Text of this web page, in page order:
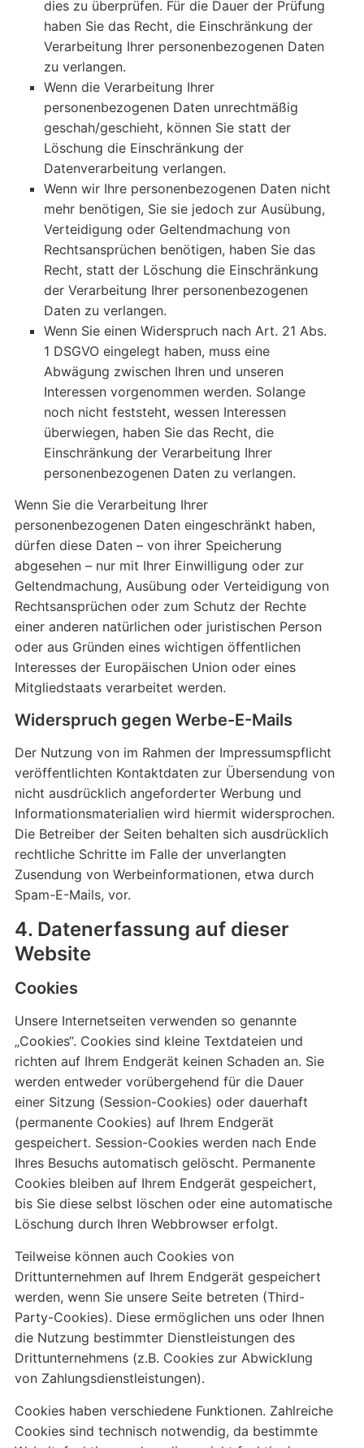
dies zu überprüfen. Für die Dauer der Prüfung
haben Sie das Recht, die Einschränkung der
Verarbeitung Ihrer personenbezogenen Daten
zu verlangen.
Wenn die Verarbeitung Ihrer
personenbezogenen Daten unrechtmäßig
geschah/geschieht, können Sie statt der
Löschung die Einschränkung der
Datenverarbeitung verlangen.
Wenn wir Ihre personenbezogenen Daten nicht
mehr benötigen, Sie sie jedoch zur Ausübung,
Verteidigung oder Geltendmachung von
Rechtsansprüchen benötigen, haben Sie das
Recht, statt der Löschung die Einschränkung
der Verarbeitung Ihrer personenbezogenen
Daten zu verlangen.
Wenn Sie einen Widerspruch nach Art. 21 Abs.
1 DSGVO eingelegt haben, muss eine
Abwägung zwischen Ihren und unseren
Interessen vorgenommen werden. Solange
noch nicht feststeht, wessen Interessen
überwiegen, haben Sie das Recht, die
Einschränkung der Verarbeitung Ihrer
personenbezogenen Daten zu verlangen.
Wenn Sie die Verarbeitung Ihrer
personenbezogenen Daten eingeschränkt haben,
dürfen diese Daten – von ihrer Speicherung
abgesehen – nur mit Ihrer Einwilligung oder zur
Geltendmachung, Ausübung oder Verteidigung von
Rechtsansprüchen oder zum Schutz der Rechte
einer anderen natürlichen oder juristischen Person
oder aus Gründen eines wichtigen öffentlichen
Interesses der Europäischen Union oder eines
Mitgliedstaats verarbeitet werden.
Widerspruch gegen Werbe-E-Mails
Der Nutzung von im Rahmen der Impressumspflicht
veröffentlichten Kontaktdaten zur Übersendung von
nicht ausdrücklich angeforderter Werbung und
Informationsmaterialien wird hiermit widersprochen.
Die Betreiber der Seiten behalten sich ausdrücklich
rechtliche Schritte im Falle der unverlangten
Zusendung von Werbeinformationen, etwa durch
Spam-E-Mails, vor.
4. Datenerfassung auf dieser
Website
Cookies
Unsere Internetseiten verwenden so genannte
„Cookies“. Cookies sind kleine Textdateien und
richten auf Ihrem Endgerät keinen Schaden an. Sie
werden entweder vorübergehend für die Dauer
einer Sitzung (Session-Cookies) oder dauerhaft
(permanente Cookies) auf Ihrem Endgerät
gespeichert. Session-Cookies werden nach Ende
Ihres Besuchs automatisch gelöscht. Permanente
Cookies bleiben auf Ihrem Endgerät gespeichert,
bis Sie diese selbst löschen oder eine automatische
Löschung durch Ihren Webbrowser erfolgt.
Teilweise können auch Cookies von
Drittunternehmen auf Ihrem Endgerät gespeichert
werden, wenn Sie unsere Seite betreten (Third-
Party-Cookies). Diese ermöglichen uns oder Ihnen
die Nutzung bestimmter Dienstleistungen des
Drittunternehmens (z.B. Cookies zur Abwicklung
von Zahlungsdienstleistungen).
Cookies haben verschiedene Funktionen. Zahlreiche
Cookies sind technisch notwendig, da bestimmte